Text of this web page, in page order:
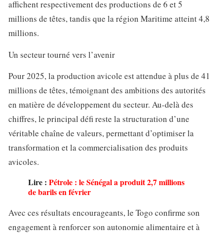
affichent respectivement des productions de 6 et 5
millions de têtes, tandis que la région Maritime atteint 4,8
millions.
Un secteur tourné vers l’avenir
Pour 2025, la production avicole est attendue à plus de 41
millions de têtes, témoignant des ambitions des autorités
en matière de développement du secteur. Au-delà des
chiffres, le principal défi reste la structuration d’une
véritable chaîne de valeurs, permettant d’optimiser la
transformation et la commercialisation des produits
avicoles.
Lire : Pétrole : le Sénégal a produit 2,7 millions
de barils en février
Avec ces résultats encourageants, le Togo confirme son
engagement à renforcer son autonomie alimentaire et à